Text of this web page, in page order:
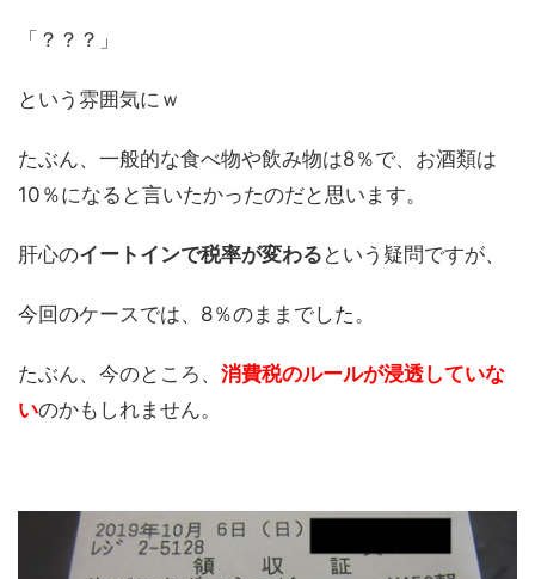
「？？？」
という雰囲気にｗ
たぶん、一般的な食べ物や飲み物は8％で、お酒類は
10％になると言いたかったのだと思います。
肝心のイートインで税率が変わる という疑問ですが、
今回のケースでは、8％のままでした。
たぶん、今のところ、 消費税のルールが浸透していな
いのかもしれません。